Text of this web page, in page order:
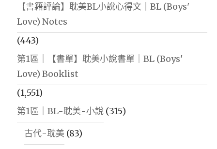
【書籍評論】耽美BL小說心得文｜BL (Boys'
Love) Notes
(443)
第1區｜【書單】耽美小說書單｜BL (Boys'
Love) Booklist
(1,551)
第1區｜BL-耽美-小說 (315)
古代-耽美 (83)